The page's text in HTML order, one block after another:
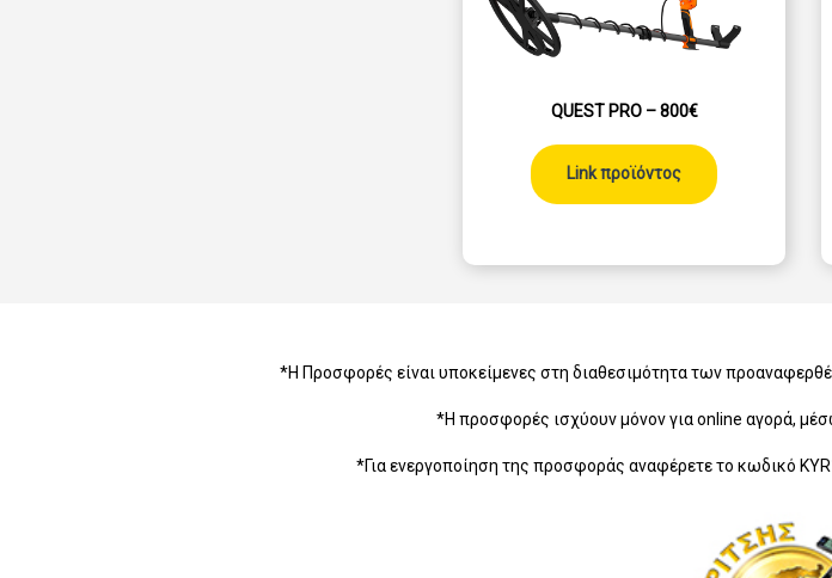
QUEST PRO – 800€
Link προϊόντος
*H Προσφορές είναι υποκείμενες στη διαθεσιμότητα των
*Η προσφορές ισχύουν μόνον για online αγορά,
*Για ενεργοποίηση της προσφοράς αναφέρετε το κωδικό